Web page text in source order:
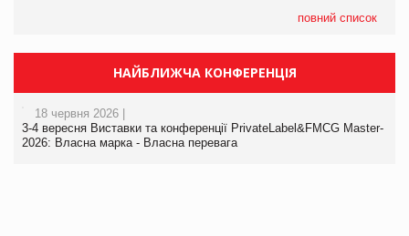
повний список
НАЙБЛИЖЧА КОНФЕРЕНЦІЯ
18 червня 2026 |
3-4 вересня Виставки та конференції PrivateLabel&FMCG Master-
2026: Власна марка - Власна перевага